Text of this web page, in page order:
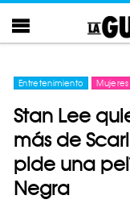
Entretenimiento Mujeres
Stan Lee
más de
pide una
Negra